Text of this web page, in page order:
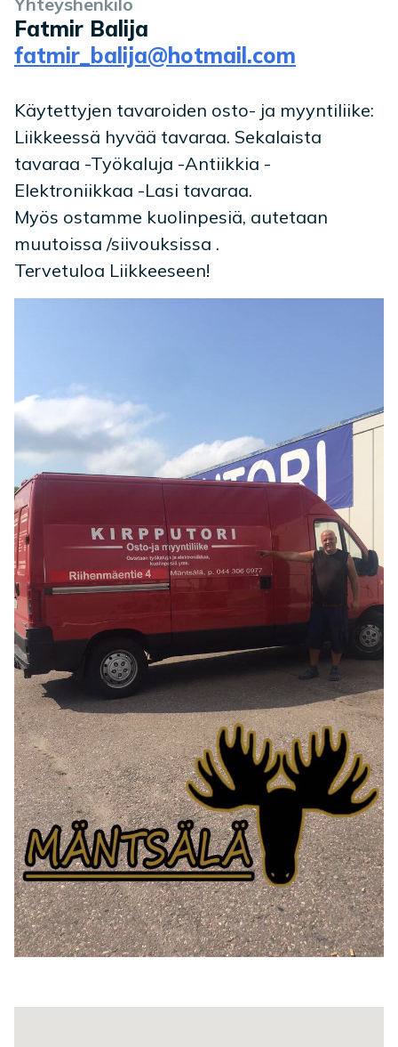
Fatmir Balija
fatmir_balija@hotmail.com
Käytettyjen tavaroiden osto- ja myyntiliike:
Liikkeessä hyvää tavaraa. Sekalaista
tavaraa -Työkaluja -Antiikkia -
Elektroniikkaa -Lasi tavaraa.
Myös ostamme kuolinpesiä, autetaan
muutoissa /siivouksissa .
Tervetuloa Liikkeeseen!